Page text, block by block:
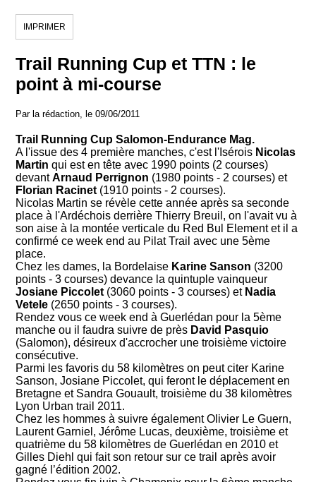
IMPRIMER
Trail Running Cup et TTN : le
point à mi-course
Par la rédaction, le 09/06/2011
Trail Running Cup Salomon-Endurance Mag.
A l'issue des 4 première manches, c'est l'Isérois Nicolas
Martin qui est en tête avec 1990 points (2 courses)
devantArnaud Perrignon (1980 points - 2 courses) et
Florian Racinet (1910 points - 2 courses).
Nicolas Martin se révèle cette année après sa seconde
place à l'Ardéchois derrière Thierry Breuil, on l'avait vu à
son aise à la montée verticale du Red Bul Element et il a
confirmé ce week end au Pilat Trail avec une 5ème
place.
Chez les dames, la Bordelaise Karine Sanson (3200
points - 3 courses) devance la quintuple vainqueur
Josiane Piccolet (3060 points - 3 courses) et Nadia
Vetele (2650 points - 3 courses).
Rendez vous ce week end à Guerlédan pour la 5ème
manche ou il faudra suivre de près David Pasquio
(Salomon), désireux d'accrocher une troisième victoire
consécutive.
Parmi les favoris du 58 kilomètres on peut citer Karine
Sanson, Josiane Piccolet, qui feront le déplacement en
Bretagne et Sandra Gouault, troisième du 38 kilomètres
Lyon Urban trail 2011.
Chez les hommes à suivre également Olivier Le Guern,
Laurent Garniel, Jérôme Lucas, deuxième, troisième et
quatrième du 58 kilomètres de Guerlédan en 2010 et
Gilles Diehl qui fait son retour sur ce trail après avoir
gagné l’édition 2002.